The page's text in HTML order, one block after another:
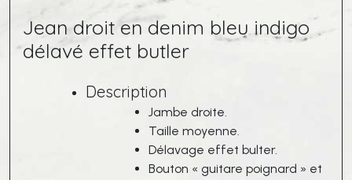
Jean droit en denim bleu indigo
délavé effet butler
Description
Jambe droite.
Taille moyenne.
Délavage effet bulter.
Bouton « guitare poignard » et